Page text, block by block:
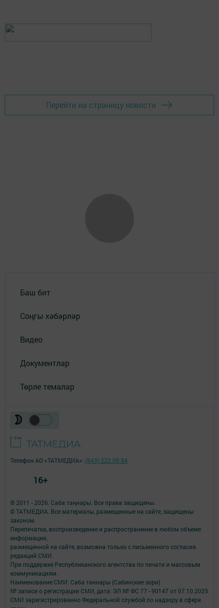
Перейти на страницу новости
Баш бит
Соңгы хәбәрләр
Видео
Документлар
Төрле темалар
© 2011 - 2026. Саба таңнары. Все права защищены.
© ТАТМЕДИА. Все материалы, размещенные на сайте, защищены
законом.
Перепечатка, воспроизведение и распространение в любом объеме
информации,
размещенной на сайте, возможна только с письменного согласия
редакций СМИ.
При поддержке Республиканского агентства по печати и массовым
коммуникациям.
Наименование СМИ: Саба таннары (Сабинские зори)
№ записи о регистрации СМИ, дата: ЭЛ № ФС 77 - 90147 от 07.10.2025
СМИ зарегистрированно Федеральной службой по надзору в сфере
Телефон АО «ТАТМЕДИА»: (843) 222 09 84
16+